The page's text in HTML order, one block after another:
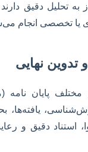
به تحلیل دقیق
یا تخصصی انجام
پایان نامه
یافته‌ها،
استناد دقیق و